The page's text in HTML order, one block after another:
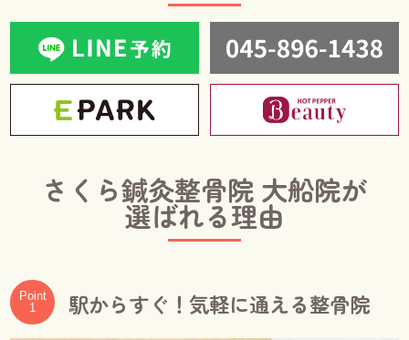
さくら鍼灸整骨院 大船院が
選ばれる理由
Point
1
駅からすぐ！気軽に通える整骨院